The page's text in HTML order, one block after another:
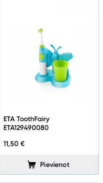
ETA ToothFairy
ETA129490080
11,50 €
Pievienot